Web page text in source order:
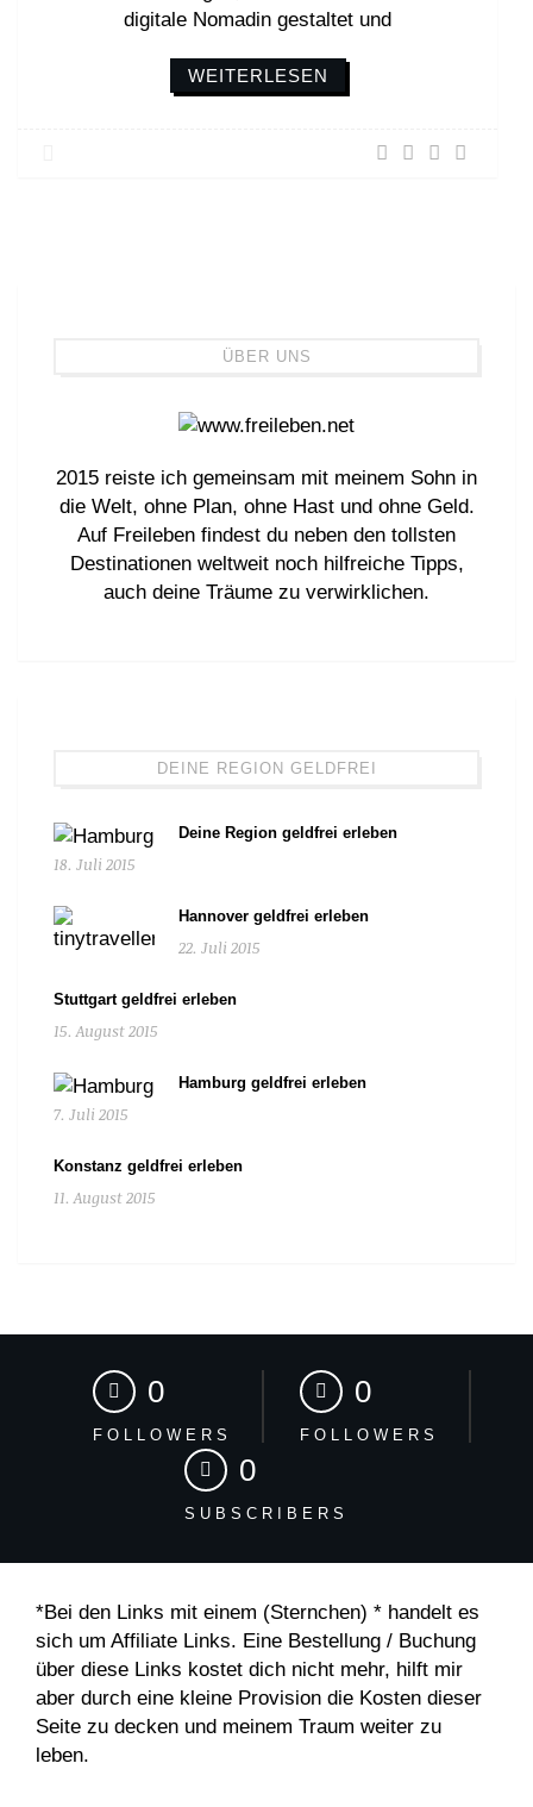
digitale Nomadin gestaltet und
WEITERLESEN
ÜBER UNS
2015 reiste ich gemeinsam mit meinem Sohn in
die Welt, ohne Plan, ohne Hast und ohne Geld.
Auf Freileben findest du neben den tollsten
Destinationen weltweit noch hilfreiche Tipps,
auch deine Träume zu verwirklichen.
DEINE REGION GELDFREI
Deine Region geldfrei erleben
18. Juli 2015
Hannover geldfrei erleben
22. Juli 2015
Stuttgart geldfrei erleben
15. August 2015
Hamburg geldfrei erleben
7. Juli 2015
Konstanz geldfrei erleben
11. August 2015
0
FOLLOWERS
0
FOLLOWERS
0
SUBSCRIBERS
*Bei den Links mit einem (Sternchen) * handelt es
sich um Affiliate Links. Eine Bestellung / Buchung
über diese Links kostet dich nicht mehr, hilft mir
aber durch eine kleine Provision die Kosten dieser
Seite zu decken und meinem Traum weiter zu
leben.